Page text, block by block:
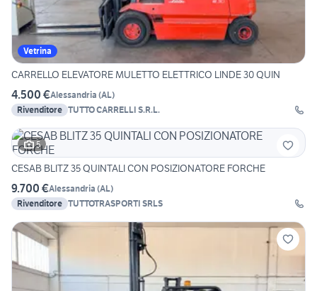
Vetrina
CARRELLO ELEVATORE MULETTO ELETTRICO LINDE 30 QUIN
4.500 €Alessandria (AL)
Rivenditore TUTTO CARRELLI S.R.L.
5
CESAB BLITZ 35 QUINTALI CON POSIZIONATORE FORCHE
9.700 €Alessandria (AL)
Rivenditore TUTTOTRASPORTI SRLS